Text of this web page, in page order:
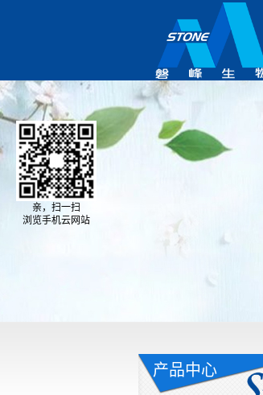
产品中心
亲，扫一扫
浏览手机云网站